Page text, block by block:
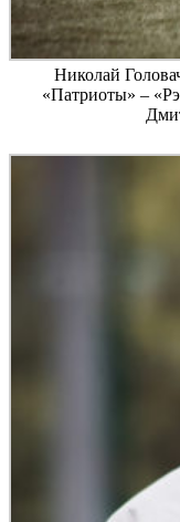
Николай
«Патриоты» –